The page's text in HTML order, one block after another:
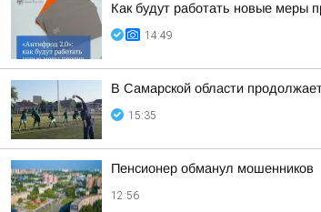
Как будут работать новые меры
14:49
В Самарской области
15:35
Пенсионер обманул мошенников
12:56